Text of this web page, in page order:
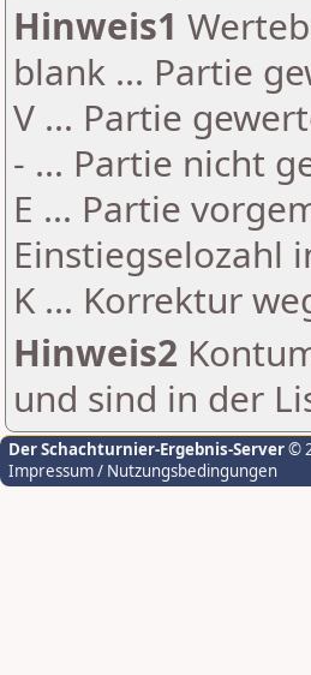
Hinweis1
blank ... Partie
V ... Partie
- ... Partie nicht
E ... Partie
Einstiegselozahl
K ... Korrektur
Hinweis2
und sind in der
Der Schachturnier-Ergebnis-Server©
Impressum / Nutzungsbedingungen